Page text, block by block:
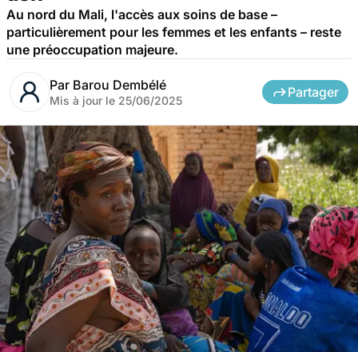
Au nord du Mali, l'accès aux soins de base –
particulièrement pour les femmes et les enfants – reste
une préoccupation majeure.
Par Barou Dembélé
Mis à jour le 25/06/2025
Partager